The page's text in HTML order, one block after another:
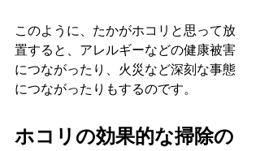
このように、たかがホコリと思って放
置すると、アレルギーなどの健康被害
につながったり、火災など深刻な事態
につながったりもするのです。
ホコリの効果的な掃除の